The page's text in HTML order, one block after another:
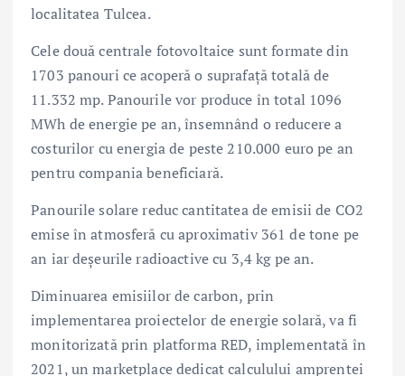
localitatea Tulcea.
Cele două centrale fotovoltaice sunt formate din
1703 panouri ce acoperă o suprafață totală de
11.332 mp. Panourile vor produce în total 1096
MWh de energie pe an, însemnând o reducere a
costurilor cu energia de peste 210.000 euro pe an
pentru compania beneficiară.
Panourile solare reduc cantitatea de emisii de CO2
emise în atmosferă cu aproximativ 361 de tone pe
an iar deșeurile radioactive cu 3,4 kg pe an.
Diminuarea emisiilor de carbon, prin
implementarea proiectelor de energie solară, va fi
monitorizată prin platforma RED, implementată în
2021, un marketplace dedicat calculului amprentei